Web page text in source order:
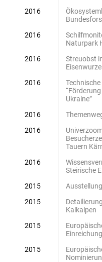
2016
2016
Naturpark
2016
Streuobst
2016
Ukraine”
2016
2016
Tauern
2016
Steirische
2015
2015
Kalkalpen
2015
2015